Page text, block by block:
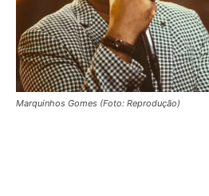
Marquinhos Gomes (Foto: Reprodução)